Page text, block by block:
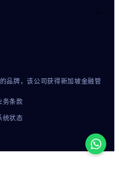
的品牌，该公司获得新加坡金融管
务条款
统状态